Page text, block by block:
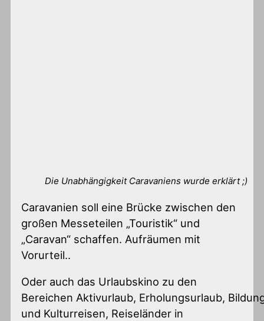
Die Unabhängigkeit Caravaniens wurde erklärt ;)
Caravanien soll eine Brücke zwischen den
großen Messeteilen „Touristik“ und
„Caravan“ schaffen. Aufräumen mit
Vorurteil..
Oder auch das Urlaubskino zu den
Bereichen Aktivurlaub, Erholungsurlaub,
und Kulturreisen, Reiseländer in